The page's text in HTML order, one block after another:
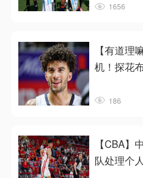
1656
【有道理
机！探花
186
【CBA】
队处理个